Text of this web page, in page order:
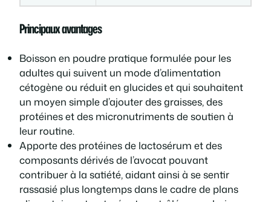
Principaux avantages
Boisson en poudre pratique formulée pour les
adultes qui suivent un mode d’alimentation
cétogène ou réduit en glucides et qui souhaitent
un moyen simple d’ajouter des graisses, des
protéines et des micronutriments de soutien à
leur routine.
Apporte des protéines de lactosérum et des
composants dérivés de l’avocat pouvant
contribuer à la satiété, aidant ainsi à se sentir
rassasié plus longtemps dans le cadre de plans